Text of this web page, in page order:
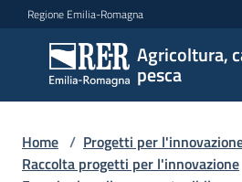
Vai al contenuto
Vai alla navigazione
Vai al footer
Regione Emilia-Romagna
Agricoltura,
pesca
Agricoltura,
caccia e
pesca
Home / Progetti per
Raccolta progetti per l'innovazione